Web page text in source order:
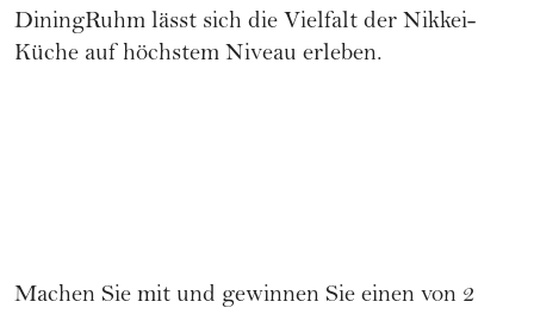
DiningRuhm lässt sich die Vielfalt der Nikkei-
Küche auf höchstem Niveau erleben.
Machen Sie mit und gewinnen Sie einen von 2